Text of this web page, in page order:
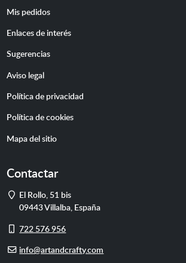
Mis pedidos
Enlaces de interés
Sugerencias
Aviso legal
Política de privacidad
Política de cookies
Mapa del sitio
Contactar
Dirección
El Rollo, 51 bis
09443Villalba, España
Móvil
722 576 956
E-info@artandcrafty.com